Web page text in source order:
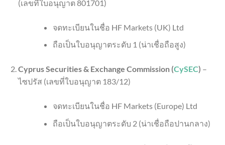
(เลขที่ใบอนุญาต 801701)
จดทะเบียนในชื่อ HF Markets (UK) Ltd
ถือเป็นใบอนุญาตระดับ 1 (น่าเชื่อถือสูง)
Cyprus Securities & Exchange Commission (CySEC) –
ไซปรัส (เลขที่ใบอนุญาต 183/12)
จดทะเบียนในชื่อ HF Markets (Europe) Ltd
ถือเป็นใบอนุญาตระดับ 2 (น่าเชื่อถือปานกลาง)